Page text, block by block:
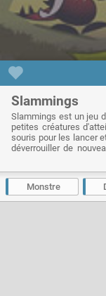
Slammings
Slammings est un jeu
petites créatures
souris pour les lancer
déverrouiller de
certain score dans
propose 10 niveaux à
et "grabuge".
Développeur :
Monstre